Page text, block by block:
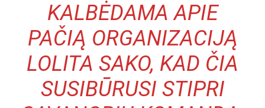
KALBĖDAMA APIE
PAČIĄ ORGANIZACIJĄ
LOLITA SAKO, KAD ČIA
SUSIBŪRUSI STIPRI